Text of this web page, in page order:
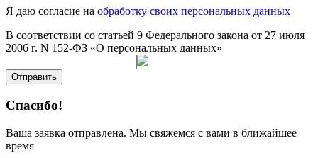
Я даю согласие на обработку своих персональных данных
В соответствии со статьей 9 Федерального закона от 27 июля
2006 г. N 152-ФЗ «О персональных данных»
Отправить
Спасибо!
Ваша заявка отправлена. Мы свяжемся с вами в ближайшее
время